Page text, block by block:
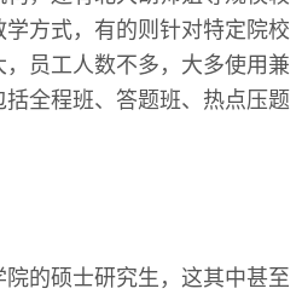
方式，有的则针对特定院校
员工人数不多，大多使用兼
全程班、答题班、热点压题
的硕士研究生，这其中甚至